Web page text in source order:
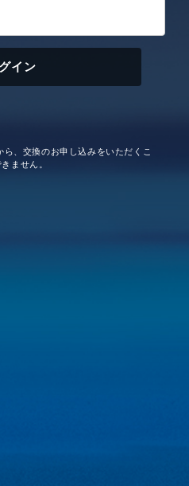
、交換のお申し込みをいただくこ
ません。